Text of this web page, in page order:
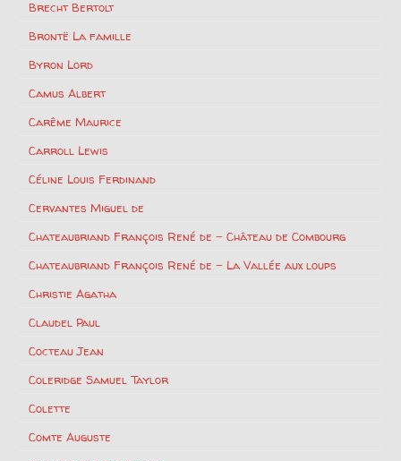
Brecht Bertolt
Brontë La famille
Byron Lord
Camus Albert
Carême Maurice
Carroll Lewis
Céline Louis Ferdinand
Cervantes Miguel de
Chateaubriand François René de – Château de Combourg
Chateaubriand François René de – La Vallée aux loups
Christie Agatha
Claudel Paul
Cocteau Jean
Coleridge Samuel Taylor
Colette
Comte Auguste